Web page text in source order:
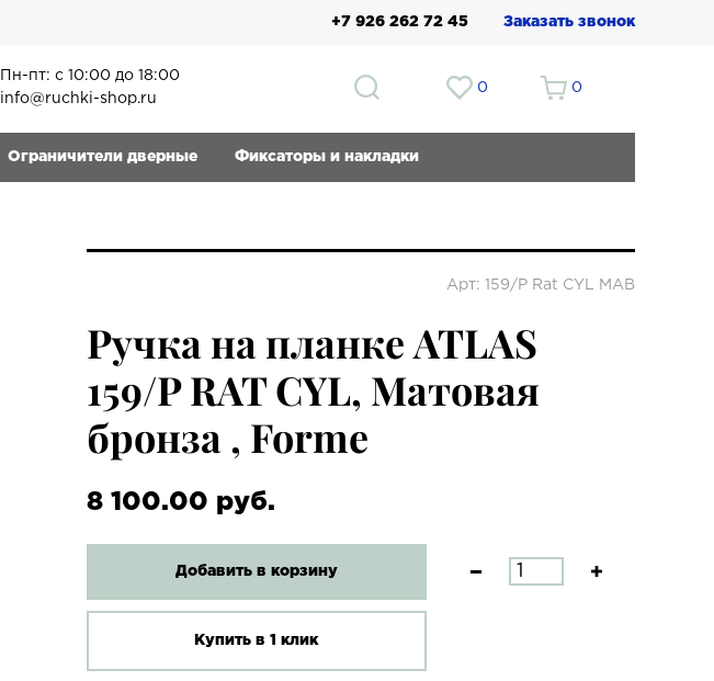
+7 926 262 72 45 Заказать звонок
Пн-пт: с 10:00 до 18:00
info@ruchki-shop.ru
0 0
Ограничители дверные Фиксаторы и накладки
Арт: 159/P Rat CYL MAB
Ручка на планке ATLAS
159/P RAT CYL, Матовая
бронза , Forme
8 100.00 руб.
Добавить в корзину
Купить в 1 клик